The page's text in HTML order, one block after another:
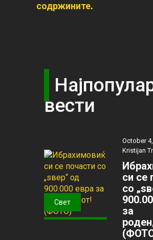
содржините.
вести
Свет
October
Kristijan
си се
со
за